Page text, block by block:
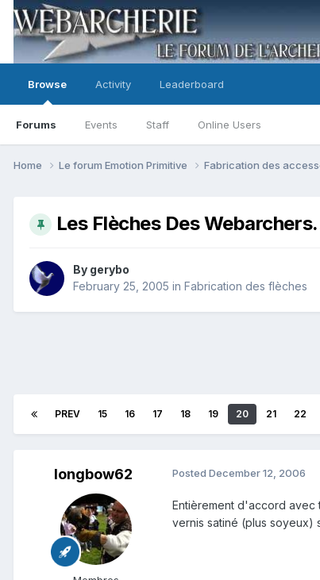
Browse
Forums Events Staff Online Users
Activity Leaderboard
Home Le forum Emotion Primitive Fabrication des
Les Flèches Des
By gerybo
February 25, 2005 in Fabrication des flèches
PREV 15 16 17 18 19 20 21 22
longbow62 Posted December 12, 2006
Entièrement d'accord avec
vernis satiné (plus soyeux)